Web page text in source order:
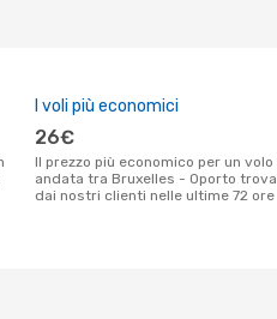
I voli più economici
26€
Il prezzo più economico per un volo solo
andata tra Bruxelles - Oporto
dai nostri clienti nelle ultime 72 ore